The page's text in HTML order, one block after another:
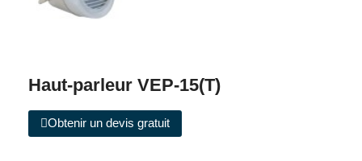
Haut-parleur VEP-15(T)
Obtenir un devis gratuit